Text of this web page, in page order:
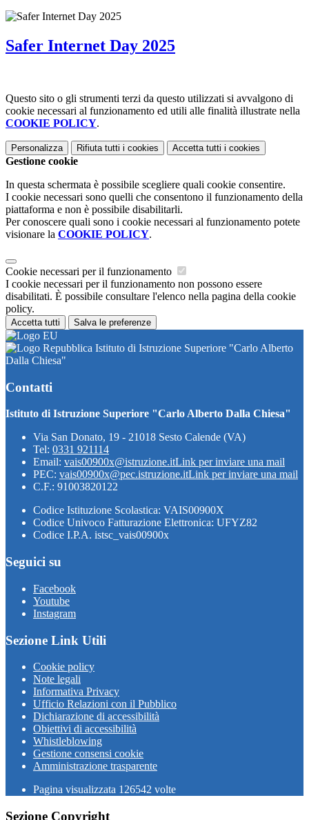
Safer Internet Day 2025
Questo sito o gli strumenti terzi da questo utilizzati si avvalgono di
cookie necessari al funzionamento ed utili alle finalità illustrate nella
COOKIE POLICY.
Personalizza Rifiuta tutti i cookies Accetta tutti i cookies
Gestione cookie
In questa schermata è possibile scegliere quali cookie consentire.
I cookie necessari sono quelli che consentono il funzionamento della
piattaforma e non è possibile disabilitarli.
Per conoscere quali sono i cookie necessari al funzionamento potete
visionare la COOKIE POLICY.
Cookie necessari per il funzionamento
I cookie necessari per il funzionamento non possono essere
disabilitati. È possibile consultare l'elenco nella pagina della cookie
policy.
Accetta tutti Salva le preferenze
Istituto di Istruzione Superiore "Carlo Alberto
Dalla Chiesa"
Contatti
Istituto di Istruzione Superiore "Carlo Alberto Dalla Chiesa"
Via San Donato, 19 - 21018 Sesto Calende (VA)
Tel: 0331 921114
Email: vais00900x@istruzione.itLink per inviare una mail
PEC: vais00900x@pec.istruzione.itLink per inviare una mail
C.F.: 91003820122
Codice Istituzione Scolastica: VAIS00900X
Codice Univoco Fatturazione Elettronica: UFYZ82
Codice I.P.A. istsc_vais00900x
Seguici su
Facebook
Youtube
Instagram
Sezione Link Utili
Cookie policy
Note legali
Informativa Privacy
Ufficio Relazioni con il Pubblico
Dichiarazione di accessibilità
Obiettivi di accessibilità
Whistleblowing
Gestione consensi cookie
Amministrazione trasparente
Pagina visualizzata 126542 volte
Sezione Copyright